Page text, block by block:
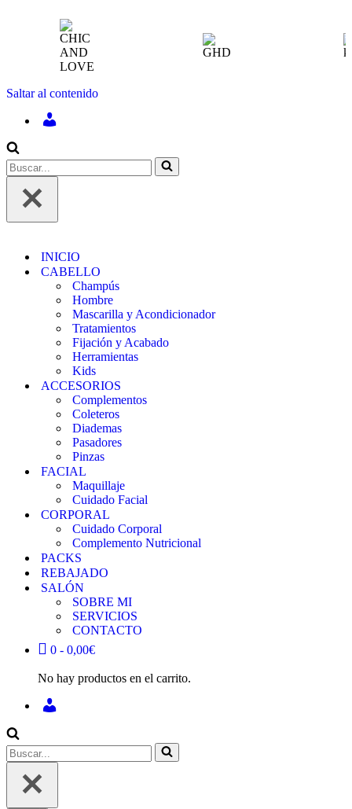
Saltar al contenido
REGÍSTRATE
Buscar...
INICIO
CABELLO
Champús
Hombre
Mascarilla y Acondicionador
Tratamientos
Fijación y Acabado
Herramientas
Kids
ACCESORIOS
Complementos
Coleteros
Diademas
Pasadores
Pinzas
FACIAL
Maquillaje
Cuidado Facial
CORPORAL
Cuidado Corporal
Complemento Nutricional
PACKS
REBAJADO
SALÓN
SOBRE MI
SERVICIOS
CONTACTO
0 - 0,00€
No hay productos en el carrito.
REGÍSTRATE
Buscar...